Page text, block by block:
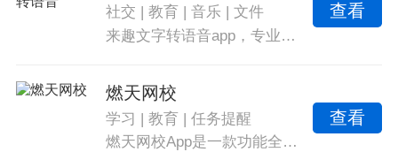
社交 |教育 |音乐 |文件
来趣文字转语音app，专业配音功能，丰富的主播语音，转换速度快。海量配音模板，支持45种配音人员，一键导出分享。支持输入文字转换语音，稳定性好，错误率低。免费提供背景音乐，MP3文件一键导出播放。采用AI技术，精准配音，适用于自媒体和教育行业。高效便捷。
查看
燃天网校
学习 |教育 |任务提醒
燃天网校App是一款功能全面、教学服务优质的手机学习软件，提供个性化的学习课程和科目选择，辅导老师细致批改作业并订正错题，确保课后练习效果，双师直播教学模式和专业教研团队保证了教学质量，同时提供多种提醒方式、家长学生到课、学生课堂表现管理等功能，课程回放观看无限次数，节省时间和交通成本，师资力量和课程服务都很优秀，拥有多种功能如订阅课程、免费问答区、学生社团等。燃天网校App凭借其出色的学习服务和优秀的师资力量，是一款令人满意的学习软件。
查看